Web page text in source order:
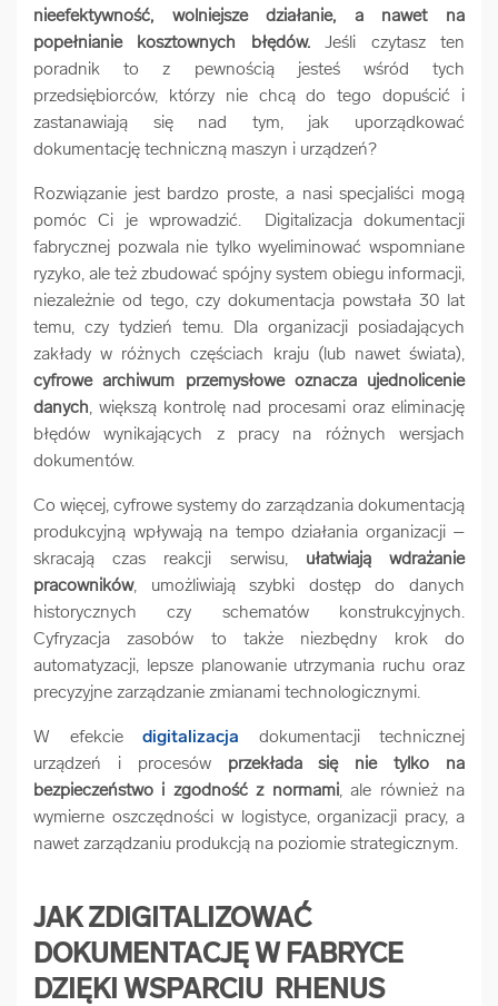
nieefektywność, wolniejsze działanie, a nawet na
popełnianie kosztownych błędów.Jeśli czytasz ten
poradnik to z pewnością jesteś wśród tych
przedsiębiorców, którzy nie chcą do tego dopuścić i
zastanawiają się nad tym, jak uporządkować
dokumentację techniczną maszyn i urządzeń?
Rozwiązanie jest bardzo proste, a nasi specjaliści mogą
pomóc Ci je wprowadzić. Digitalizacja dokumentacji
fabrycznej pozwala nie tylko wyeliminować wspomniane
ryzyko, ale też zbudować spójny system obiegu informacji,
niezależnie od tego, czy dokumentacja powstała 30 lat
temu, czy tydzień temu. Dla organizacji posiadających
zakłady w różnych częściach kraju (lub nawet świata),
cyfrowe archiwum przemysłowe oznacza ujednolicenie
danych, większą kontrolę nad procesami oraz eliminację
błędów wynikających z pracy na różnych wersjach
dokumentów.
Co więcej, cyfrowe systemy do zarządzania dokumentacją
produkcyjną wpływają na tempo działania organizacji –
skracają czas reakcji serwisu,ułatwiają wdrażanie
pracowników, umożliwiają szybki dostęp do danych
historycznych czy schematów konstrukcyjnych.
Cyfryzacja zasobów to także niezbędny krok do
automatyzacji, lepsze planowanie utrzymania ruchu oraz
precyzyjne zarządzanie zmianami technologicznymi.
W efekcie digitalizacja dokumentacji technicznej
urządzeń i procesówprzekłada się nie tylko na
bezpieczeństwo i zgodność z normami, ale również na
wymierne oszczędności w logistyce, organizacji pracy, a
nawet zarządzaniu produkcją na poziomie strategicznym.
JAK ZDIGITALIZOWAĆ
DOKUMENTACJĘ W FABRYCE
DZIĘKI WSPARCIU RHENUS